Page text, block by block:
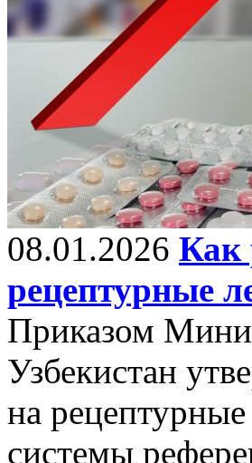
08.01.2026 Как
рецептурные
Приказом
Узбекистан
на
системы